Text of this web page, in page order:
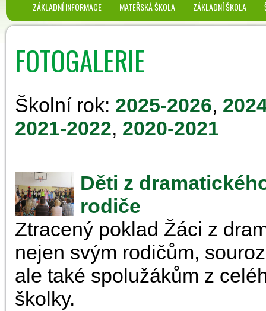
ZÁKLADNÍ INFORMACE MATEŘSKÁ ŠKOLA ZÁKLADNÍ ŠKOLA
FOTOGALERIE
Školní rok: 2025-2026,
2021-2022, 2020-2021
Děti z
rodiče
Ztracený poklad Žáci z
nejen svým rodičům,
ale také spolužákům z
školky.